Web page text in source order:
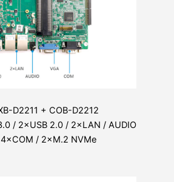
D2211 + COB-D2212
/ 2×USB 2.0 / 2×LAN / AUDIO
/ 2×M.2 NVMe